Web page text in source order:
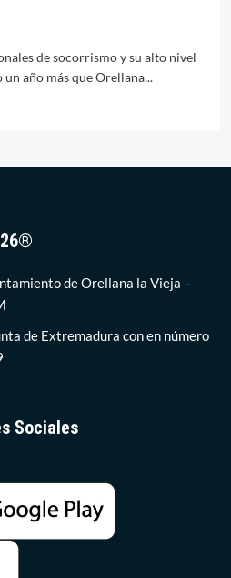
de socorrismo y su alto nivel
año más que Orellana...
de Orellana la Vieja –
de Extremadura con en número
Sociales